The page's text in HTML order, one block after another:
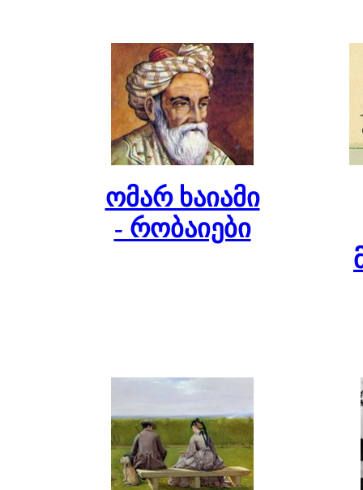
ომარ ხაიამი
- რობაიები